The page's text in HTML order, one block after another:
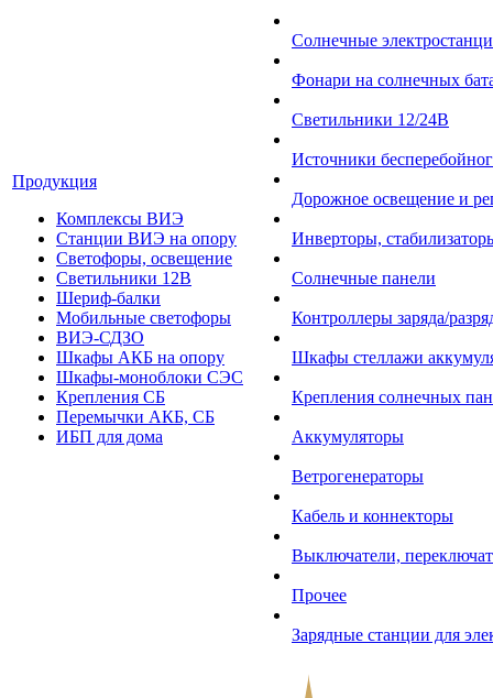
Продукция
Комплексы ВИЭ
Станции ВИЭ на опору
Светофоры, освещение
Светильники 12В
Шериф-балки
Мобильные светофоры
ВИЭ-СДЗО
Шкафы АКБ на опору
Шкафы-моноблоки СЭС
Крепления СБ
Перемычки АКБ, СБ
ИБП для дома
Солнечные
Фонари на солнечных
Светильники 12/24В
Источники
Дорожное освещение и
Инверторы,
Солнечные панели
Контроллеры заряда/
Шкафы стеллажи
Крепления солнечных
Аккумуляторы
Ветрогенераторы
Кабель и коннекторы
Выключатели,
Прочее
Зарядные станции для